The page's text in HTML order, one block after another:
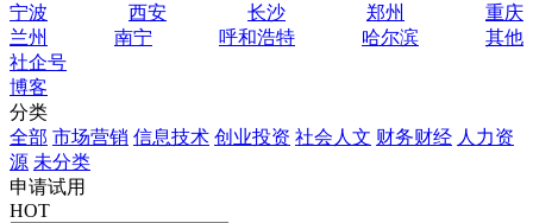
宁波
西安 长沙 郑州
重庆
兰州
南宁 呼和浩特 哈尔滨
其他
社企号
博客
分类
全部 市场营销 信息技术 创业投资 社会人文 财务财经 人力资
源 未分类
申请试用
HOT